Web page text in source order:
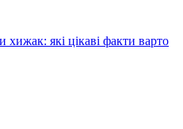
які цікаві факти варто